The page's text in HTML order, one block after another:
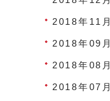
2018年11月
2018年09月
2018年08月
2018年07月